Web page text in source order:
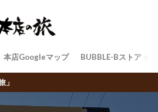
本店Googleマップ BUBBLE-Bストア